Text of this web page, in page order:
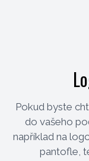
Pokud byste
do vašeho
například na
pantofle,